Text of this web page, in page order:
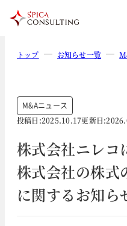
トップ お知らせ一覧
M&Aニュース
投稿日:2025.10.17更新日:
株式会社ニレコ
株式会社の株式
に関するお知ら